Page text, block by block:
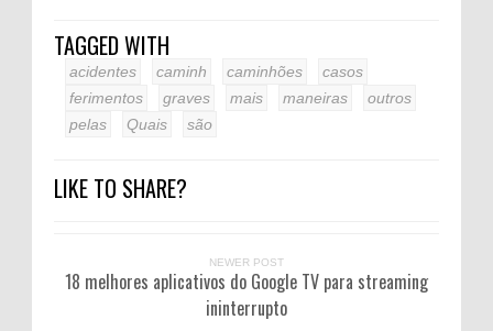
TAGGED WITH
acidentes caminh caminhões
casos
ferimentos
graves mais maneiras
outros
pelas
Quais são
LIKE TO SHARE?
NEWER POST
18 melhores aplicativos do Google TV para streaming
ininterrupto